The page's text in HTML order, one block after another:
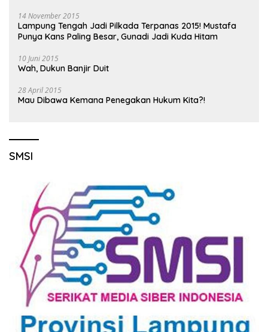
14 November 2015
Lampung Tengah Jadi Pilkada Terpanas 2015! Mustafa
Punya Kans Paling Besar, Gunadi Jadi Kuda Hitam
10 Juni 2015
Wah, Dukun Banjir Duit
28 April 2015
Mau Dibawa Kemana Penegakan Hukum Kita?!
SMSI